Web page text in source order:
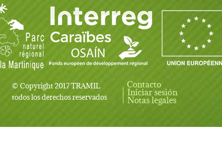
© Copyright 2017 TRAMIL
todos los derechos reservados
User account menu
Contacto
Iniciar sesión
Notas legales